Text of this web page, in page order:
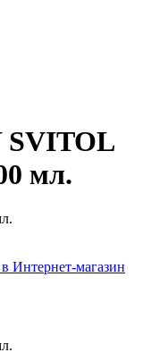
SVITOL
мл.
Интернет-магазин